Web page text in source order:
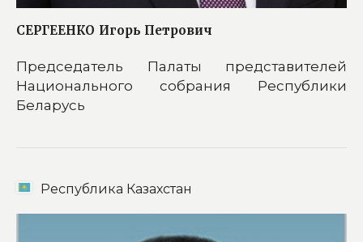
СЕРГЕЕНКО Игорь Петрович
Председатель Палаты представителей
Национального собрания Республики
Беларусь
Республика Казахстан